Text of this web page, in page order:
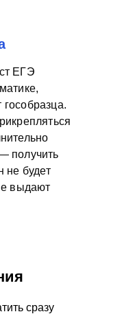
ЕГЭ
получить
не будет
выдают
сразу